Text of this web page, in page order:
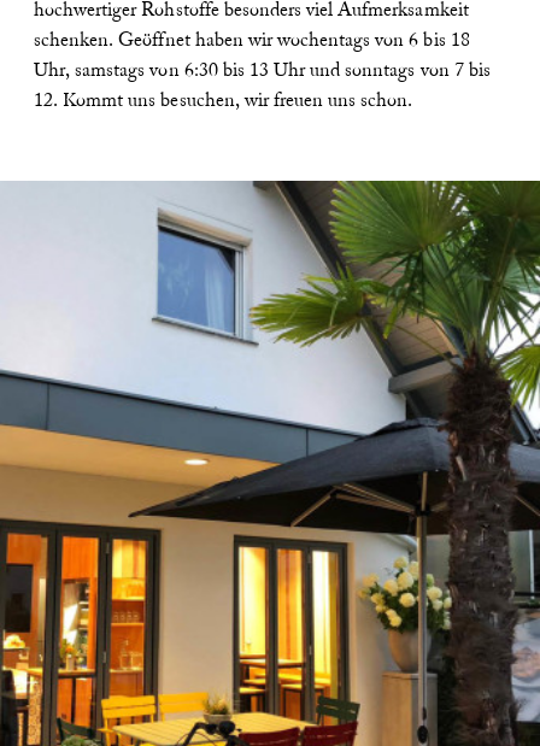
hochwertiger Rohstoffe besonders viel Aufmerksamkeit
schenken. Geöffnet haben wir wochentags von 6 bis 18
Uhr, samstags von 6:30 bis 13 Uhr und sonntags von 7 bis
12. Kommt uns besuchen, wir freuen uns schon.